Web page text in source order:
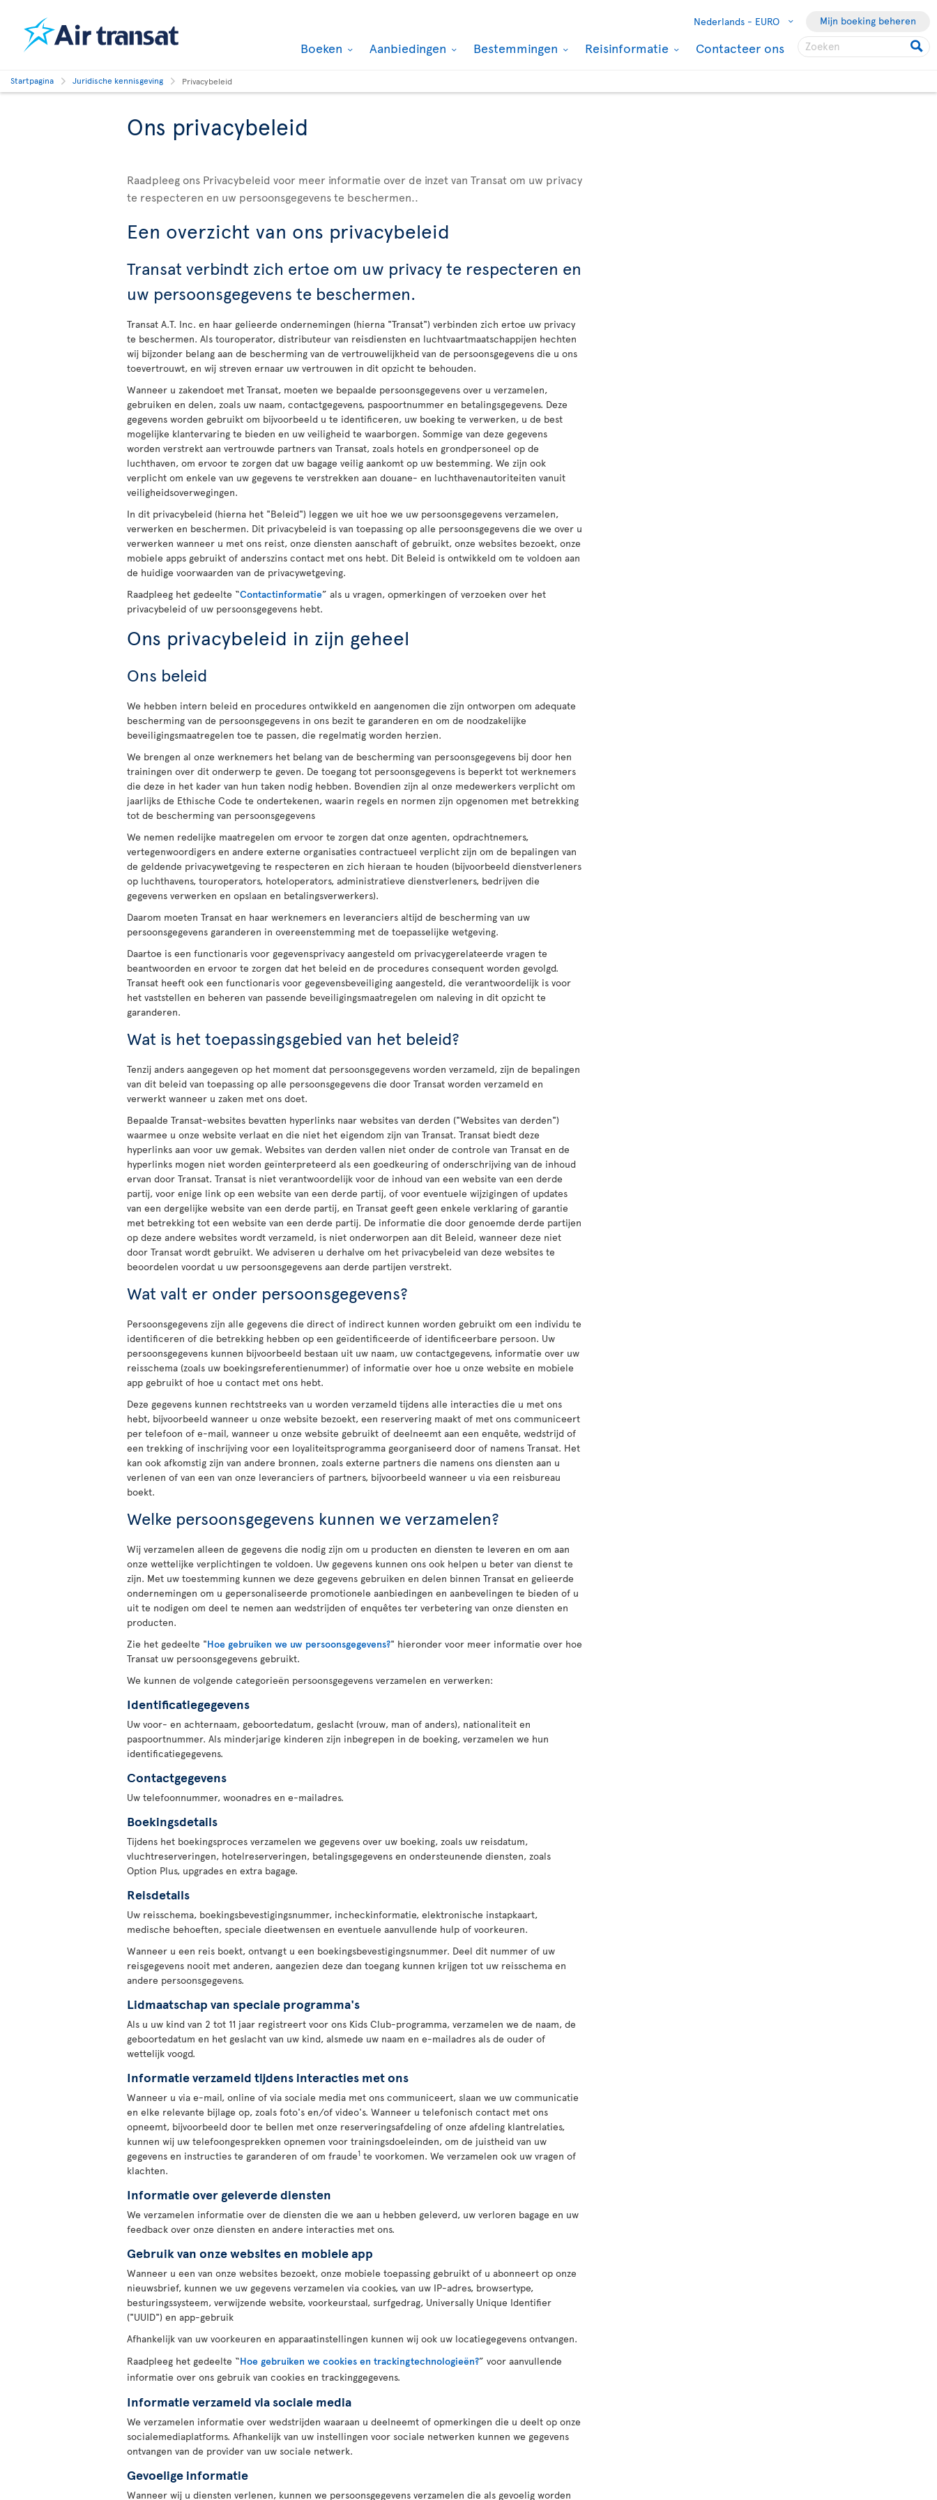
Nederlands - EURO Mijn boeking beheren
Boeken Aanbiedingen Bestemmingen Reisinformatie Contacteer ons
Startpagina Juridische kennisgeving Privacybeleid
Ons privacybeleid
Raadpleeg ons Privacybeleid voor meer informatie over de inzet van Transat om uw privacy
te respecteren en uw persoonsgegevens te beschermen..
Een overzicht van ons privacybeleid
Transat verbindt zich ertoe om uw privacy te respecteren en
uw persoonsgegevens te beschermen.
Transat A.T. Inc. en haar gelieerde ondernemingen (hierna "Transat") verbinden zich ertoe uw privacy
te beschermen. Als touroperator, distributeur van reisdiensten en luchtvaartmaatschappijen hechten
wij bijzonder belang aan de bescherming van de vertrouwelijkheid van de persoonsgegevens die u ons
toevertrouwt, en wij streven ernaar uw vertrouwen in dit opzicht te behouden.
Wanneer u zakendoet met Transat, moeten we bepaalde persoonsgegevens over u verzamelen,
gebruiken en delen, zoals uw naam, contactgegevens, paspoortnummer en betalingsgegevens. Deze
gegevens worden gebruikt om bijvoorbeeld u te identificeren, uw boeking te verwerken, u de best
mogelijke klantervaring te bieden en uw veiligheid te waarborgen. Sommige van deze gegevens
worden verstrekt aan vertrouwde partners van Transat, zoals hotels en grondpersoneel op de
luchthaven, om ervoor te zorgen dat uw bagage veilig aankomt op uw bestemming. We zijn ook
verplicht om enkele van uw gegevens te verstrekken aan douane- en luchthavenautoriteiten vanuit
veiligheidsoverwegingen.
In dit privacybeleid (hierna het "Beleid") leggen we uit hoe we uw persoonsgegevens verzamelen,
verwerken en beschermen. Dit privacybeleid is van toepassing op alle persoonsgegevens die we over u
verwerken wanneer u met ons reist, onze diensten aanschaft of gebruikt, onze websites bezoekt, onze
mobiele apps gebruikt of anderszins contact met ons hebt. Dit Beleid is ontwikkeld om te voldoen aan
de huidige voorwaarden van de privacywetgeving.
Raadpleeg het gedeelte “Contactinformatie” als u vragen, opmerkingen of verzoeken over het
privacybeleid of uw persoonsgegevens hebt.
Ons privacybeleid in zijn geheel
Ons beleid
We hebben intern beleid en procedures ontwikkeld en aangenomen die zijn ontworpen om adequate
bescherming van de persoonsgegevens in ons bezit te garanderen en om de noodzakelijke
beveiligingsmaatregelen toe te passen, die regelmatig worden herzien.
We brengen al onze werknemers het belang van de bescherming van persoonsgegevens bij door hen
trainingen over dit onderwerp te geven. De toegang tot persoonsgegevens is beperkt tot werknemers
die deze in het kader van hun taken nodig hebben. Bovendien zijn al onze medewerkers verplicht om
jaarlijks de Ethische Code te ondertekenen, waarin regels en normen zijn opgenomen met betrekking
tot de bescherming van persoonsgegevens
We nemen redelijke maatregelen om ervoor te zorgen dat onze agenten, opdrachtnemers,
vertegenwoordigers en andere externe organisaties contractueel verplicht zijn om de bepalingen van
de geldende privacywetgeving te respecteren en zich hieraan te houden (bijvoorbeeld dienstverleners
op luchthavens, touroperators, hoteloperators, administratieve dienstverleners, bedrijven die
gegevens verwerken en opslaan en betalingsverwerkers).
Daarom moeten Transat en haar werknemers en leveranciers altijd de bescherming van uw
persoonsgegevens garanderen in overeenstemming met de toepasselijke wetgeving.
Daartoe is een functionaris voor gegevensprivacy aangesteld om privacygerelateerde vragen te
beantwoorden en ervoor te zorgen dat het beleid en de procedures consequent worden gevolgd.
Transat heeft ook een functionaris voor gegevensbeveiliging aangesteld, die verantwoordelijk is voor
het vaststellen en beheren van passende beveiligingsmaatregelen om naleving in dit opzicht te
garanderen.
Wat is het toepassingsgebied van het beleid?
Tenzij anders aangegeven op het moment dat persoonsgegevens worden verzameld, zijn de bepalingen
van dit beleid van toepassing op alle persoonsgegevens die door Transat worden verzameld en
verwerkt wanneer u zaken met ons doet.
Bepaalde Transat-websites bevatten hyperlinks naar websites van derden ("Websites van derden")
waarmee u onze website verlaat en die niet het eigendom zijn van Transat. Transat biedt deze
hyperlinks aan voor uw gemak. Websites van derden vallen niet onder de controle van Transat en de
hyperlinks mogen niet worden geïnterpreteerd als een goedkeuring of onderschrijving van de inhoud
ervan door Transat. Transat is niet verantwoordelijk voor de inhoud van een website van een derde
partij, voor enige link op een website van een derde partij, of voor eventuele wijzigingen of updates
van een dergelijke website van een derde partij, en Transat geeft geen enkele verklaring of garantie
met betrekking tot een website van een derde partij. De informatie die door genoemde derde partijen
op deze andere websites wordt verzameld, is niet onderworpen aan dit Beleid, wanneer deze niet
door Transat wordt gebruikt. We adviseren u derhalve om het privacybeleid van deze websites te
beoordelen voordat u uw persoonsgegevens aan derde partijen verstrekt.
Wat valt er onder persoonsgegevens?
Persoonsgegevens zijn alle gegevens die direct of indirect kunnen worden gebruikt om een individu te
identificeren of die betrekking hebben op een geïdentificeerde of identificeerbare persoon. Uw
persoonsgegevens kunnen bijvoorbeeld bestaan uit uw naam, uw contactgegevens, informatie over uw
reisschema (zoals uw boekingsreferentienummer) of informatie over hoe u onze website en mobiele
app gebruikt of hoe u contact met ons hebt.
Deze gegevens kunnen rechtstreeks van u worden verzameld tijdens alle interacties die u met ons
hebt, bijvoorbeeld wanneer u onze website bezoekt, een reservering maakt of met ons communiceert
per telefoon of e-mail, wanneer u onze website gebruikt of deelneemt aan een enquête, wedstrijd of
een trekking of inschrijving voor een loyaliteitsprogramma georganiseerd door of namens Transat. Het
kan ook afkomstig zijn van andere bronnen, zoals externe partners die namens ons diensten aan u
verlenen of van een van onze leveranciers of partners, bijvoorbeeld wanneer u via een reisbureau
boekt.
Welke persoonsgegevens kunnen we verzamelen?
Wij verzamelen alleen de gegevens die nodig zijn om u producten en diensten te leveren en om aan
onze wettelijke verplichtingen te voldoen. Uw gegevens kunnen ons ook helpen u beter van dienst te
zijn. Met uw toestemming kunnen we deze gegevens gebruiken en delen binnen Transat en gelieerde
ondernemingen om u gepersonaliseerde promotionele aanbiedingen en aanbevelingen te bieden of u
uit te nodigen om deel te nemen aan wedstrijden of enquêtes ter verbetering van onze diensten en
producten.
Zie het gedeelte "Hoe gebruiken we uw persoonsgegevens?" hieronder voor meer informatie over hoe
Transat uw persoonsgegevens gebruikt.
We kunnen de volgende categorieën persoonsgegevens verzamelen en verwerken:
Identificatiegegevens
Uw voor- en achternaam, geboortedatum, geslacht (vrouw, man of anders), nationaliteit en
paspoortnummer. Als minderjarige kinderen zijn inbegrepen in de boeking, verzamelen we hun
identificatiegegevens.
Contactgegevens
Uw telefoonnummer, woonadres en e-mailadres.
Boekingsdetails
Tijdens het boekingsproces verzamelen we gegevens over uw boeking, zoals uw reisdatum,
vluchtreserveringen, hotelreserveringen, betalingsgegevens en ondersteunende diensten, zoals
Option Plus, upgrades en extra bagage.
Reisdetails
Uw reisschema, boekingsbevestigingsnummer, incheckinformatie, elektronische instapkaart,
medische behoeften, speciale dieetwensen en eventuele aanvullende hulp of voorkeuren.
Wanneer u een reis boekt, ontvangt u een boekingsbevestigingsnummer. Deel dit nummer of uw
reisgegevens nooit met anderen, aangezien deze dan toegang kunnen krijgen tot uw reisschema en
andere persoonsgegevens.
Lidmaatschap van speciale programma's
Als u uw kind van 2 tot 11 jaar registreert voor ons Kids Club-programma, verzamelen we de naam, de
geboortedatum en het geslacht van uw kind, alsmede uw naam en e-mailadres als de ouder of
wettelijk voogd.
Informatie verzameld tijdens interacties met ons
Wanneer u via e-mail, online of via sociale media met ons communiceert, slaan we uw communicatie
en elke relevante bijlage op, zoals foto's en/of video's. Wanneer u telefonisch contact met ons
opneemt, bijvoorbeeld door te bellen met onze reserveringsafdeling of onze afdeling klantrelaties,
kunnen wij uw telefoongesprekken opnemen voor trainingsdoeleinden, om de juistheid van uw
gegevens en instructies te garanderen of om fraude1 te voorkomen. We verzamelen ook uw vragen of
klachten.
Informatie over geleverde diensten
We verzamelen informatie over de diensten die we aan u hebben geleverd, uw verloren bagage en uw
feedback over onze diensten en andere interacties met ons.
Gebruik van onze websites en mobiele app
Wanneer u een van onze websites bezoekt, onze mobiele toepassing gebruikt of u abonneert op onze
nieuwsbrief, kunnen we uw gegevens verzamelen via cookies, van uw IP-adres, browsertype,
besturingssysteem, verwijzende website, voorkeurstaal, surfgedrag, Universally Unique Identifier
("UUID") en app-gebruik
Afhankelijk van uw voorkeuren en apparaatinstellingen kunnen wij ook uw locatiegegevens ontvangen.
Raadpleeg het gedeelte “Hoe gebruiken we cookies en trackingtechnologieën?” voor aanvullende
informatie over ons gebruik van cookies en trackinggegevens.
Informatie verzameld via sociale media
We verzamelen informatie over wedstrijden waaraan u deelneemt of opmerkingen die u deelt op onze
socialemediaplatforms. Afhankelijk van uw instellingen voor sociale netwerken kunnen we gegevens
ontvangen van de provider van uw sociale netwerk.
Gevoelige informatie
Wanneer wij u diensten verlenen, kunnen we persoonsgegevens verzamelen die als gevoelig worden